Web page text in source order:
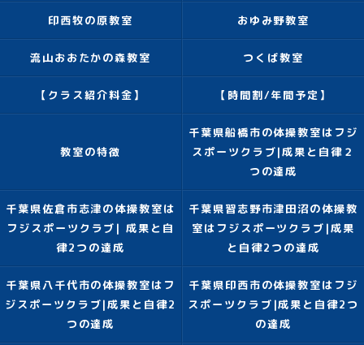
印西牧の原教室 おゆみ野教室
流山おおたかの森教室 つくば教室
【クラス紹介料金】 【時間割/年間予定】
教室の特徴
千葉県船橋市の体操教室はフジ
スポーツクラブ|成果と自律２
つの達成
千葉県佐倉市志津の体操教室は
フジスポーツクラブ| 成果と自
律2つの達成
千葉県習志野市津田沼の体操教
室はフジスポーツクラブ|成果
と自律2つの達成
千葉県八千代市の体操教室はフ
ジスポーツクラブ|成果と自律2
つの達成
千葉県印西市の体操教室はフジ
スポーツクラブ|成果と自律2つ
の達成